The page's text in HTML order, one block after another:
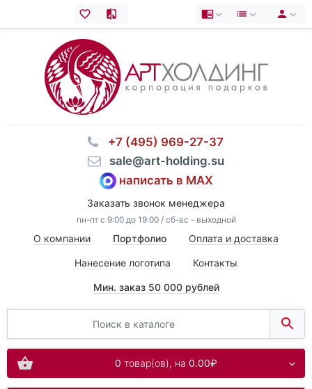
⠀+7 (495) 969-27-37
⠀sale@art-holding.su
написать в MAX
Заказать звонок менеджера
пн-пт с 9:00 до 19:00 / сб-вс - выходной
О компании Портфолио Оплата и доставка
Нанесение логотипа Контакты
Мин. заказ 50 000 рублей
0 товар(ов), на 0.00₽